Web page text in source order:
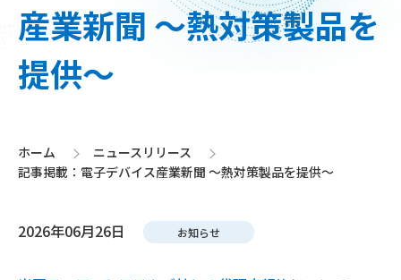
産業新聞 ～熱対策製品を
提供～
ホーム >
ニュースリリース
記事掲載：電子デバイス産業新聞 ～熱対策製品を提供～
2026年06月26日 お知らせ